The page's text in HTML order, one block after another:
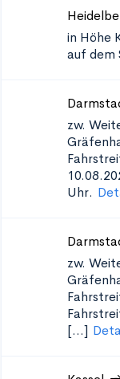
in Höhe
auf dem
zw.
Uhr.
zw.
[...]